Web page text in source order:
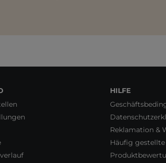
HILFE
Reklamation &
Häufig gestellte